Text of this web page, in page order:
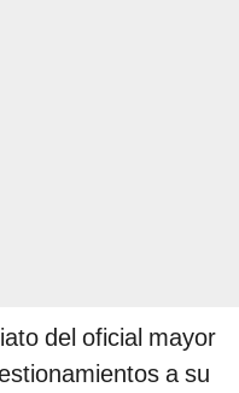
del oficial mayor
a su